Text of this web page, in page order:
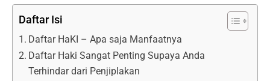
Daftar Isi
Daftar HaKI – Apa saja Manfaatnya
Daftar Haki Sangat Penting Supaya Anda
Terhindar dari Penjiplakan